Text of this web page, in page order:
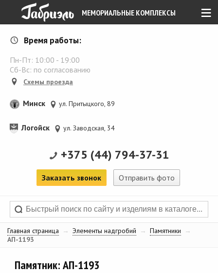
≡
МЕМОРИАЛЬНЫЕ КОМПЛЕКСЫ
Время работы:
Пн-Пт: 10:00 - 19:00
Сб-Вс: по согласованию
Схемы проезда
Минск ул. Притыцкого, 89
Логойск ул. Заводская, 34
+375 (44) 794-37-31
Заказать звонок Отправить фото
Главная страница → Элементы надгробий → Памятники
→
АП-1193
Памятник: АП-1193